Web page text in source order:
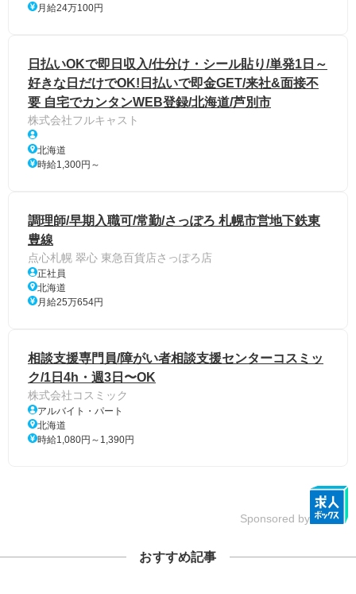
月給24万100円
日払いOKで即日収入/仕分け・シール貼り/単発1日～
好きな日だけでOK!日払いで即金GET/来社&面接不
要 自宅でカンタンWEB登録/北海道/芦別市
株式会社フルキャスト
北海道
時給1,300円～
調理師/早期入職可/常勤/さっぽろ 札幌市営地下鉄東
豊線
点心札幌 翠心 東急百貨店さっぽろ店
正社員
北海道
月給25万654円
相談支援専門員/障がい者相談支援センターコスミッ
ク/1日4h・週3日〜OK
株式会社コスミック
アルバイト・パート
北海道
時給1,080円～1,390円
Sponsored by
おすすめ記事